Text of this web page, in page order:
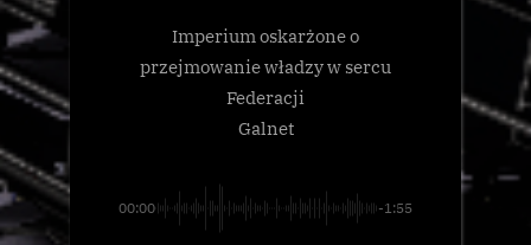
Imperium oskarżone o
przejmowanie władzy w sercu
Federacji
Galnet
00:00 -1:55